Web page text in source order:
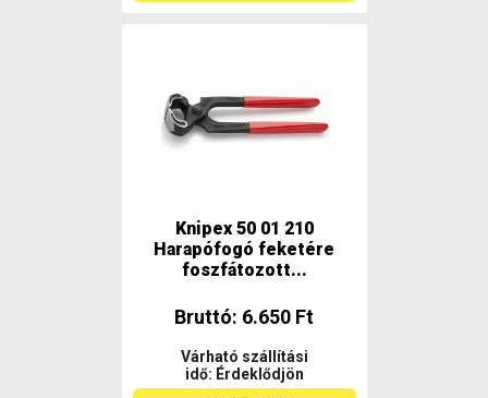
Knipex 50 01 210
Harapófogó feketére
foszfátozott...
Bruttó: 6.650 Ft
Várható szállítási
idő: Érdeklődjön